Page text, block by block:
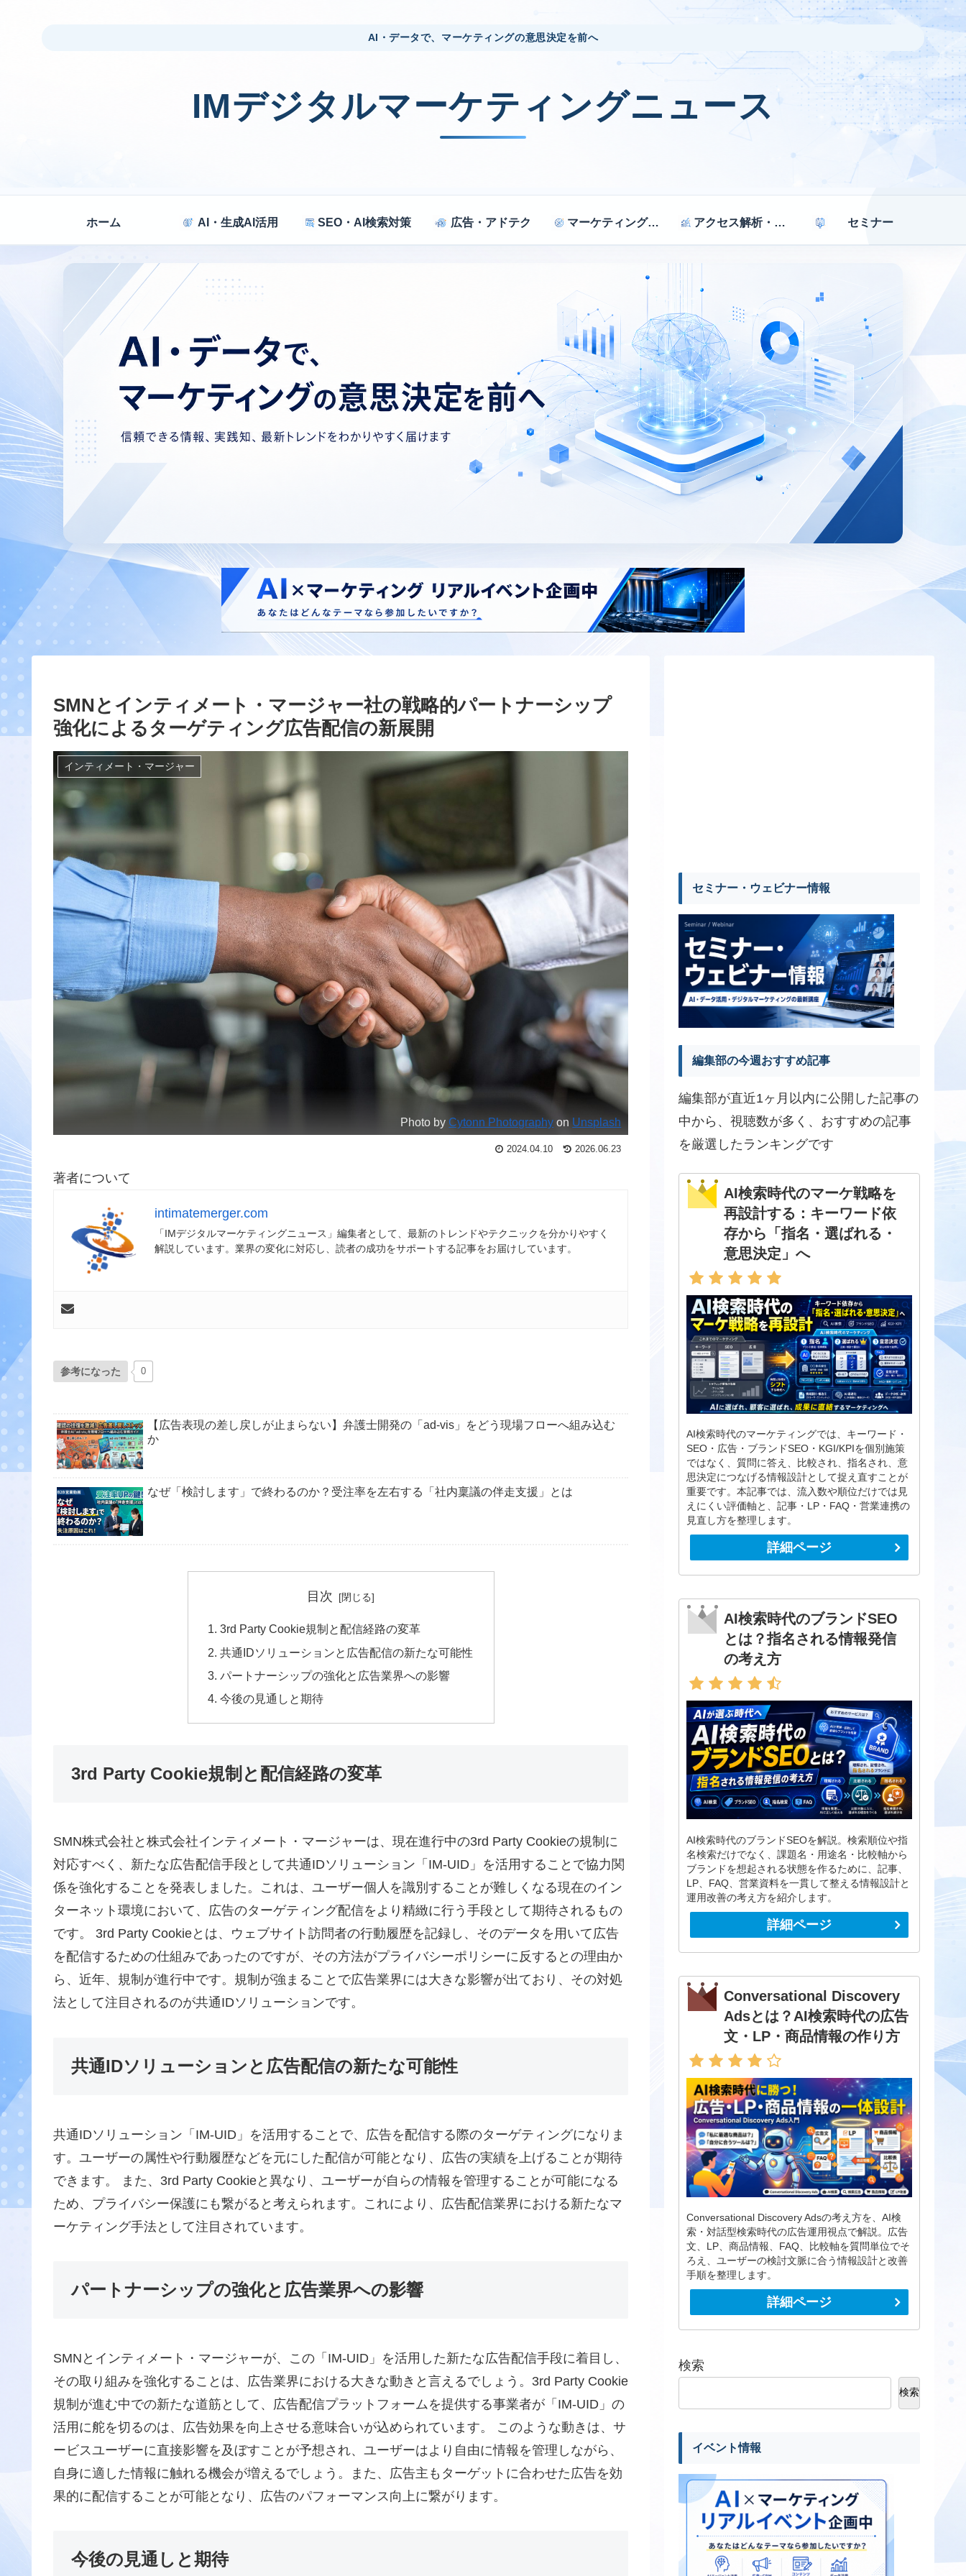
AI・データで、マーケティングの意思決定を前へ
IMデジタルマーケティングニュース
ホーム AI・生成AI活用 SEO・AI検索対策 広告・アドテク マーケティング戦略 アクセス解析・効果測定 セミナー
SMNとインティメート・マージャー社の戦略的パートナーシップ
強化によるターゲティング広告配信の新展開
インティメート・マージャー
Photo byCytonn Photography on Unsplash
2024.04.10 2026.06.23
著者について
intimatemerger.com
「IMデジタルマーケティングニュース」編集者として、最新のトレンドやテクニックを分かりやすく
解説しています。業界の変化に対応し、読者の成功をサポートする記事をお届けしています。
参考になった 0
【広告表現の差し戻しが止まらない】弁護士開発の「ad-vis」をどう現場フローへ組み込む
か
なぜ「検討します」で終わるのか？受注率を左右する「社内稟議の伴走支援」とは
目次
3rd Party Cookie規制と配信経路の変革
共通IDソリューションと広告配信の新たな可能性
パートナーシップの強化と広告業界への影響
今後の見通しと期待
3rd Party Cookie規制と配信経路の変革
SMN株式会社と株式会社インティメート・マージャーは、現在進行中の3rd Party Cookieの規制に
対応すべく、新たな広告配信手段として共通IDソリューション「IM-UID」を活用することで協力関
係を強化することを発表しました。これは、ユーザー個人を識別することが難しくなる現在のイン
ターネット環境において、広告のターゲティング配信をより精緻に行う手段として期待されるもの
です。 3rd Party Cookieとは、ウェブサイト訪問者の行動履歴を記録し、そのデータを用いて広告
を配信するための仕組みであったのですが、その方法がプライバシーポリシーに反するとの理由か
ら、近年、規制が進行中です。規制が強まることで広告業界には大きな影響が出ており、その対処
法として注目されるのが共通IDソリューションです。
共通IDソリューションと広告配信の新たな可能性
共通IDソリューション「IM-UID」を活用することで、広告を配信する際のターゲティングになりま
す。ユーザーの属性や行動履歴などを元にした配信が可能となり、広告の実績を上げることが期待
できます。 また、3rd Party Cookieと異なり、ユーザーが自らの情報を管理することが可能になる
ため、プライバシー保護にも繋がると考えられます。これにより、広告配信業界における新たなマ
ーケティング手法として注目されています。
パートナーシップの強化と広告業界への影響
SMNとインティメート・マージャーが、この「IM-UID」を活用した新たな広告配信手段に着目し、
その取り組みを強化することは、広告業界における大きな動きと言えるでしょう。3rd Party Cookie
規制が進む中での新たな道筋として、広告配信プラットフォームを提供する事業者が「IM-UID」の
活用に舵を切るのは、広告効果を向上させる意味合いが込められています。 このような動きは、サ
ービスユーザーに直接影響を及ぼすことが予想され、ユーザーはより自由に情報を管理しながら、
自身に適した情報に触れる機会が増えるでしょう。また、広告主もターゲットに合わせた広告を効
果的に配信することが可能となり、広告のパフォーマンス向上に繋がります。
今後の見通しと期待
セミナー・ウェビナー情報
編集部の今週おすすめ記事
編集部が直近1ヶ月以内に公開した記事の
中から、視聴数が多く、おすすめの記事
を厳選したランキングです
AI検索時代のマーケ戦略を
再設計する：キーワード依
存から「指名・選ばれる・
意思決定」へ
AI検索時代のマーケティングでは、キーワード・
SEO・広告・ブランドSEO・KGI/KPIを個別施策
ではなく、質問に答え、比較され、指名され、意
思決定につなげる情報設計として捉え直すことが
重要です。本記事では、流入数や順位だけでは見
えにくい評価軸と、記事・LP・FAQ・営業連携の
見直し方を整理します。
詳細ページ
AI検索時代のブランドSEO
とは？指名される情報発信
の考え方
AI検索時代のブランドSEOを解説。検索順位や指
名検索だけでなく、課題名・用途名・比較軸から
ブランドを想起される状態を作るために、記事、
LP、FAQ、営業資料を一貫して整える情報設計と
運用改善の考え方を紹介します。
詳細ページ
Conversational Discovery
Adsとは？AI検索時代の広告
文・LP・商品情報の作り方
Conversational Discovery Adsの考え方を、AI検
索・対話型検索時代の広告運用視点で解説。広告
文、LP、商品情報、FAQ、比較軸を質問単位でそ
ろえ、ユーザーの検討文脈に合う情報設計と改善
手順を整理します。
詳細ページ
検索
検索
イベント情報